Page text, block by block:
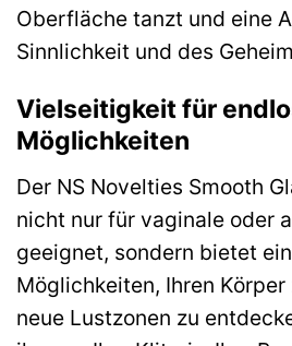
Oberfläche tanzt und eine
Sinnlichkeit und des
Vielseitigkeit für
Möglichkeiten
Der NS Novelties Smooth
nicht nur für vaginale oder
geeignet, sondern bietet
Möglichkeiten, Ihren
neue Lustzonen zu